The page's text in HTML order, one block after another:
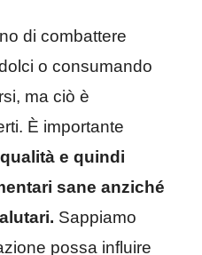
di combattere
o consumando
ma ciò è
È importante
e quindi
sane anziché
Sappiamo
possa influire